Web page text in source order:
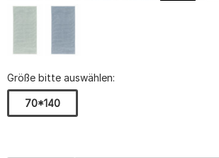
Größe bitte auswählen:
70*140